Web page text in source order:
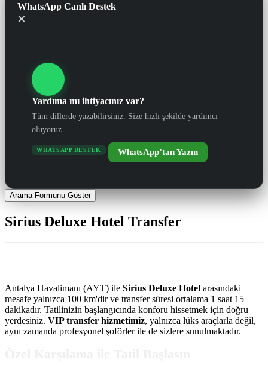
WhatsApp Canlı Destek
×
Yardıma mı ihtiyacınız var?
Tüm dillerde yazabilirsiniz. Size hızlı şekilde yardımcı
oluyoruz.
WHATSAPP DESTEK WhatsApp’tan Yazın
Arama Formunu Göster
Sirius Deluxe Hotel Transfer
Antalya Havalimanı (AYT) ile Sirius Deluxe Hotel arasındaki
mesafe yalnızca 100 km'dir ve transfer süresi ortalama 1 saat 15
dakikadır. Tatilinizin başlangıcında konforu hissetmek için doğru
yerdesiniz. VIP transfer hizmetimiz, yalnızca lüks araçlarla değil,
aynı zamanda profesyonel şoförler ile de sizlere sunulmaktadır.